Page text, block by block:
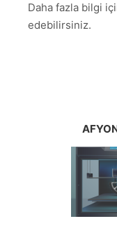
Daha fazla bilgi
edebilirsiniz.